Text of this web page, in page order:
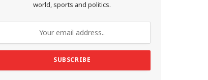
world, sports and politics.